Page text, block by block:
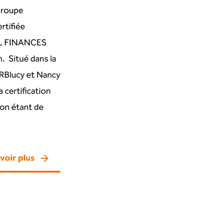
FINANCES
Situé dans la
et Nancy
certification
étant de
plus